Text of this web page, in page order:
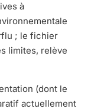
à
; le fichier
limites, relève
(dont le
actuellement